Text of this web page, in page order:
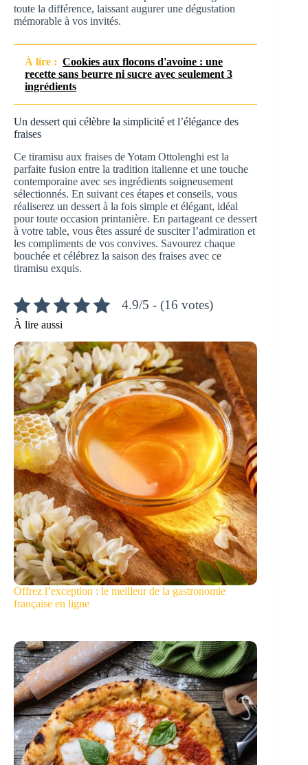
toute la différence, laissant augurer une dégustation
mémorable à vos invités.
À lire : Cookies aux flocons d'avoine : une
recette sans beurre ni sucre avec seulement 3
ingrédients
Un dessert qui célèbre la simplicité et l’élégance des
fraises
Ce tiramisu aux fraises de Yotam Ottolenghi est la
parfaite fusion entre la tradition italienne et une touche
contemporaine avec ses ingrédients soigneusement
sélectionnés. En suivant ces étapes et conseils, vous
réaliserez un dessert à la fois simple et élégant, idéal
pour toute occasion printanière. En partageant ce dessert
à votre table, vous êtes assuré de susciter l’admiration et
les compliments de vos convives. Savourez chaque
bouchée et célébrez la saison des fraises avec ce
tiramisu exquis.
4.9/5 - (16 votes)
À lire aussi
Offrez l’exception : le meilleur de la gastronomie
française en ligne